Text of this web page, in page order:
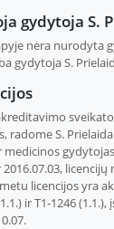
gydytoja S.
nėra nurodyta
gydytoja S.
radome S.
licencijos yra
ir T1-1246